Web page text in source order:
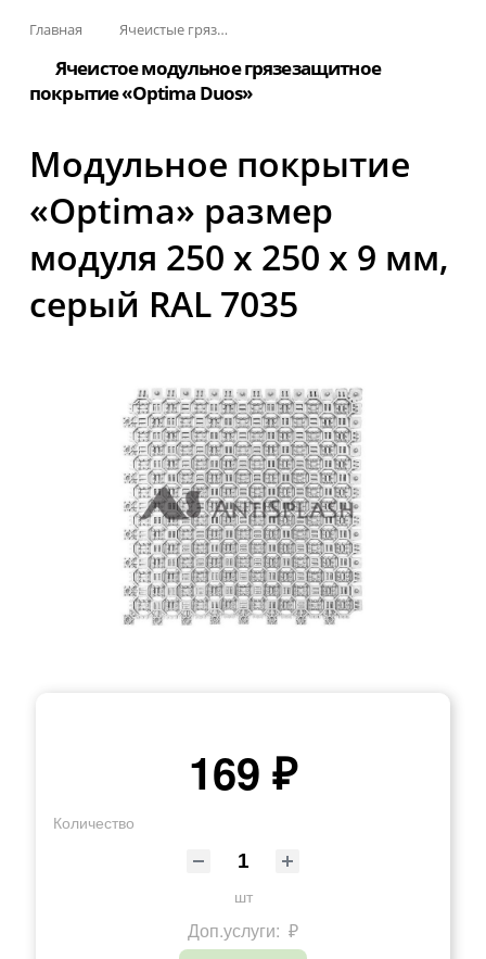
Главная Ячеистые грязезащитные покрытия
Ячеистое модульное грязезащитное
покрытие «Optima Duos»
Модульное покрытие
«Optima» размер
модуля 250 х 250 х 9 мм,
серый RAL 7035
169 ₽
Количество
шт
Доп.услуги: ₽